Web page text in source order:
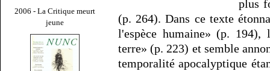
2006 - La Critique meurt
jeune
plus
(p. 264). Dans ce texte
l'espèce humaine» (p.
terre» (p. 223) et semble
temporalité apocalyptique